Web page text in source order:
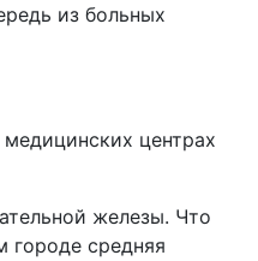
из больных
центрах
железы. Что
городе средняя